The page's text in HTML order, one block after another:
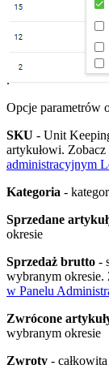
.
Opcje parametrów
SKU - Unit
artykułowi. Zobacz
administracyjnym
Kategoria -
Sprzedane
okresie
Sprzedaż brutto -
wybranym okresie.
w Panelu
Zwrócone
wybranym okresie
Zwroty -